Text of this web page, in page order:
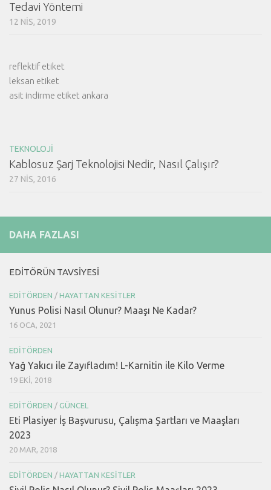
Tedavi Yöntemi
12 NIS, 2019
reflektif etiket
leksan etiket
asit indirme etiket ankara
TEKNOLOJI
Kablosuz Şarj Teknolojisi Nedir, Nasıl Çalışır?
27 NIS, 2016
DAHA FAZLASI
EDITÖRÜN TAVSIYESI
EDITÖRDEN / HAYATTAN KESITLER
Yunus Polisi Nasıl Olunur? Maaşı Ne Kadar?
16 OCA, 2021
EDITÖRDEN
Yağ Yakıcı ile Zayıfladım! L-Karnitin ile Kilo Verme
19 EKI, 2018
EDITÖRDEN / GÜNCEL
Eti Plasiyer İş Başvurusu, Çalışma Şartları ve Maaşları
2023
20 MAR, 2018
EDITÖRDEN / HAYATTAN KESITLER